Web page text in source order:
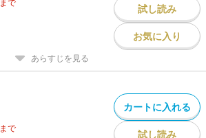
まで
試し読み
お気に入り
あらすじを見る
まで
カートに入れる
試し読み